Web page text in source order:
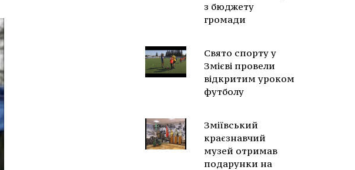
з бюджету
громади
Свято спорту у
Змієві провели
відкритим уроком
футболу
Зміївський
краєзнавчий
музей отримав
подарунки на